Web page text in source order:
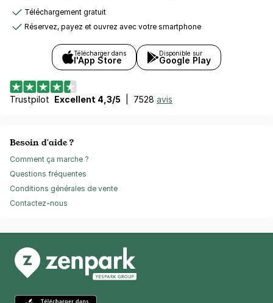
Téléchargement gratuit
Réservez, payez et ouvrez avec votre smartphone
Télécharger dans
l'App Store
Disponible sur
Google Play
Trustpilot Excellent 4,3/5 7528 avis
Besoin d'aide ?
Comment ça marche ?
Questions fréquentes
Conditions générales de vente
Contactez-nous